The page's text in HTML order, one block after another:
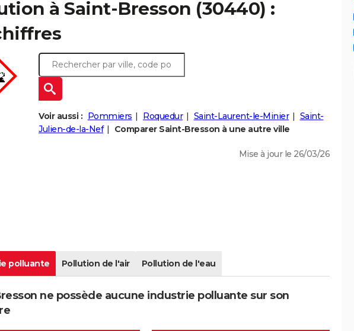
à Saint-Bresson (30440) :
Voir aussi : Pommiers Roquedur Saint-Laurent-le-Minier
Saint-
Julien-de-la-Nef
Comparer Saint-Bresson à une autre ville
Mise à jour le 26/03/26
polluante Pollution de l'air Pollution de l'eau
ne possède aucune industrie polluante sur son